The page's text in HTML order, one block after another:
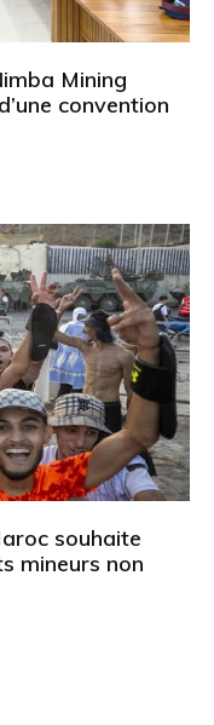
Mining
convention
souhaite
mineurs non